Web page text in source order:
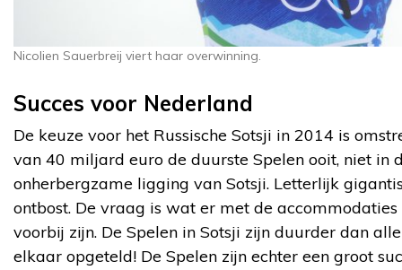
Nicolien Sauerbreij viert haar overwinning.
Succes voor Nederland
De keuze voor het Russische Sotsji in 2014 is
van 40 miljard euro de duurste Spelen ooit, niet in
onherbergzame ligging van Sotsji. Letterlijk
ontbost. De vraag is wat er met de
voorbij zijn. De Spelen in Sotsji zijn duurder dan
elkaar opgeteld! De Spelen zijn echter een groot